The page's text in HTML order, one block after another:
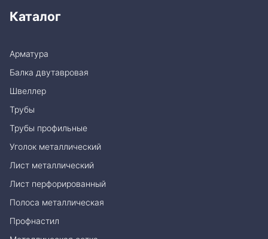
Каталог
Арматура
Балка двутавровая
Швеллер
Трубы
Трубы профильные
Уголок металлический
Лист металлический
Лист перфорированный
Полоса металлическая
Профнастил